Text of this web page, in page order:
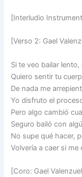
[Interludio
[Verso 2: Gael
Si te veo bailar
Quiero sentir tu
De nada me
Yo disfruto el
Pero algo cambió
Seguro bailó con
No supe qué hacer,
Volvería a caer si me
[Coro: Gael